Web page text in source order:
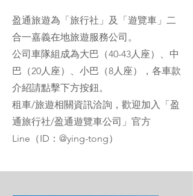
盈通旅遊為「旅行社」及「遊覽車」二
合一嘉義在地旅遊服務公司。
公司車隊組成為大巴（40-43人座）、中
巴（20人座）、小巴（8人座），各車款
介紹請點擊下方按鈕。
租車/旅遊相關資訊洽詢，歡迎加入「盈
通旅行社/盈通遊覽車公司」官方
Line（ID：@ying-tong）